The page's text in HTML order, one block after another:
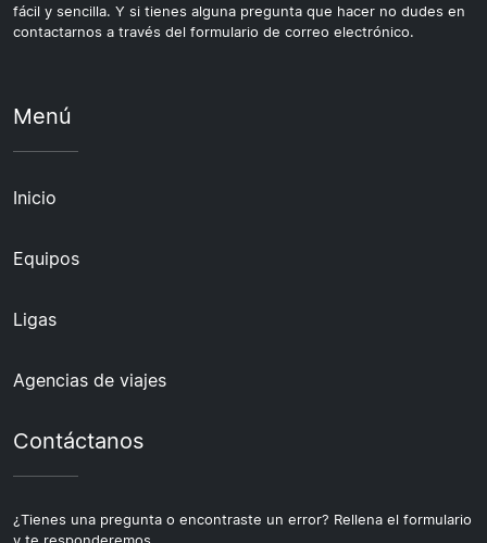
fácil y sencilla. Y si tienes alguna pregunta que hacer no dudes en
contactarnos a través del formulario de correo electrónico.
Menú
Inicio
Equipos
Ligas
Agencias de viajes
Contáctanos
¿Tienes una pregunta o encontraste un error? Rellena el formulario